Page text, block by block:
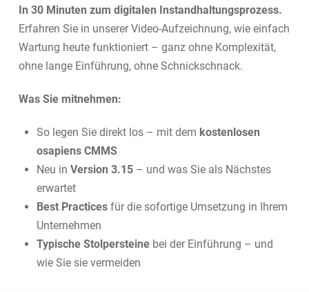
In 30 Minuten zum digitalen Instandhaltungsprozess.
Erfahren Sie in unserer Video-Aufzeichnung, wie einfach
Wartung heute funktioniert – ganz ohne Komplexität,
ohne lange Einführung, ohne Schnickschnack.
Was Sie mitnehmen:
So legen Sie direkt los – mit dem kostenlosen
osapiens CMMS
Neu inVersion 3.15 – und was Sie als Nächstes
erwartet
Best Practices für die sofortige Umsetzung in Ihrem
Unternehmen
Typische Stolpersteine bei der Einführung – und
wie Sie sie vermeiden